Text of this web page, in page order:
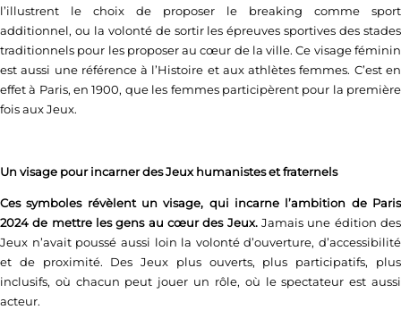
l’illustrent le choix de proposer le breaking comme sport
additionnel, ou la volonté de sortir les épreuves sportives des stades
traditionnels pour les proposer au cœur de la ville. Ce visage féminin
est aussi une référence à l’Histoire et aux athlètes femmes. C’est en
effet à Paris, en 1900, que les femmes participèrent pour la première
fois aux Jeux.
Un visage pour incarner des Jeux humanistes et fraternels
Ces symboles révèlent un visage, qui incarne l’ambition de Paris
2024 de mettre les gens au cœur des Jeux.Jamais une édition des
Jeux n’avait poussé aussi loin la volonté d’ouverture, d’accessibilité
et de proximité. Des Jeux plus ouverts, plus participatifs, plus
inclusifs, où chacun peut jouer un rôle, où le spectateur est aussi
acteur.